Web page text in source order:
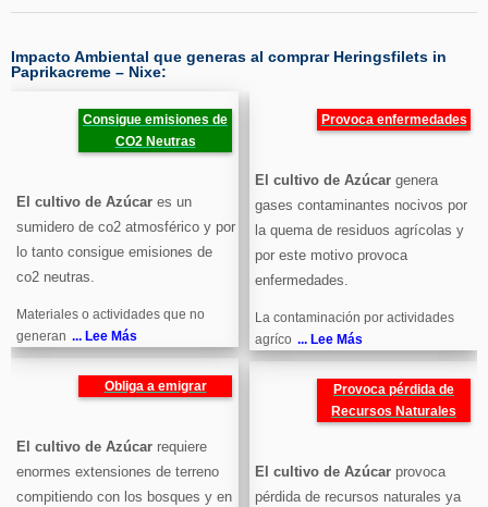
Impacto Ambiental que generas al comprar Heringsfilets in
Paprikacreme – Nixe:
Consigue emisiones de
CO2 Neutras
El cultivo de Azúcar es un
sumidero de co2 atmosférico y por
lo tanto consigue emisiones de
co2 neutras.
Materiales o actividades que no
generan ... Lee Más
Obliga a emigrar
El cultivo de Azúcar requiere
enormes extensiones de terreno
compitiendo con los bosques y en
Provoca enfermedades
El cultivo de Azúcar genera
gases contaminantes nocivos por
la quema de residuos agrícolas y
por este motivo provoca
enfermedades.
La contaminación por actividades
agríco ... Lee Más
Provoca pérdida de
Recursos Naturales
El cultivo de Azúcar provoca
pérdida de recursos naturales ya